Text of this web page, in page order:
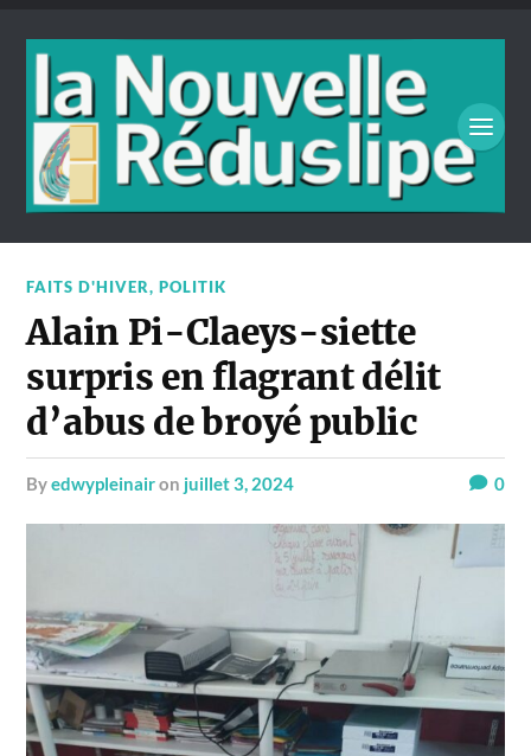
FAITS D'HIVER,POLITIK
Alain Pi-Claeys-siette
surpris en flagrant délit
d’abus de broyé public
byedwypleinairon juillet 3, 2024 0